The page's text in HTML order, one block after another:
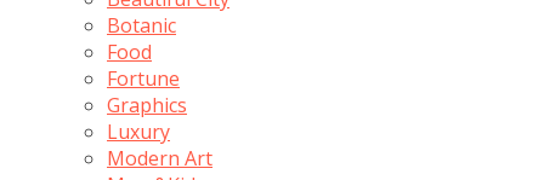
Botanic
Food
Fortune
Graphics
Luxury
Modern Art